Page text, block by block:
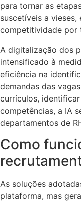
para tornar as
suscetíveis a
competitividade por
A digitalização dos
intensificado à
eficiência na
demandas das
currículos,
competências, a IA
departamentos de
Como
As soluções
plataforma, mas